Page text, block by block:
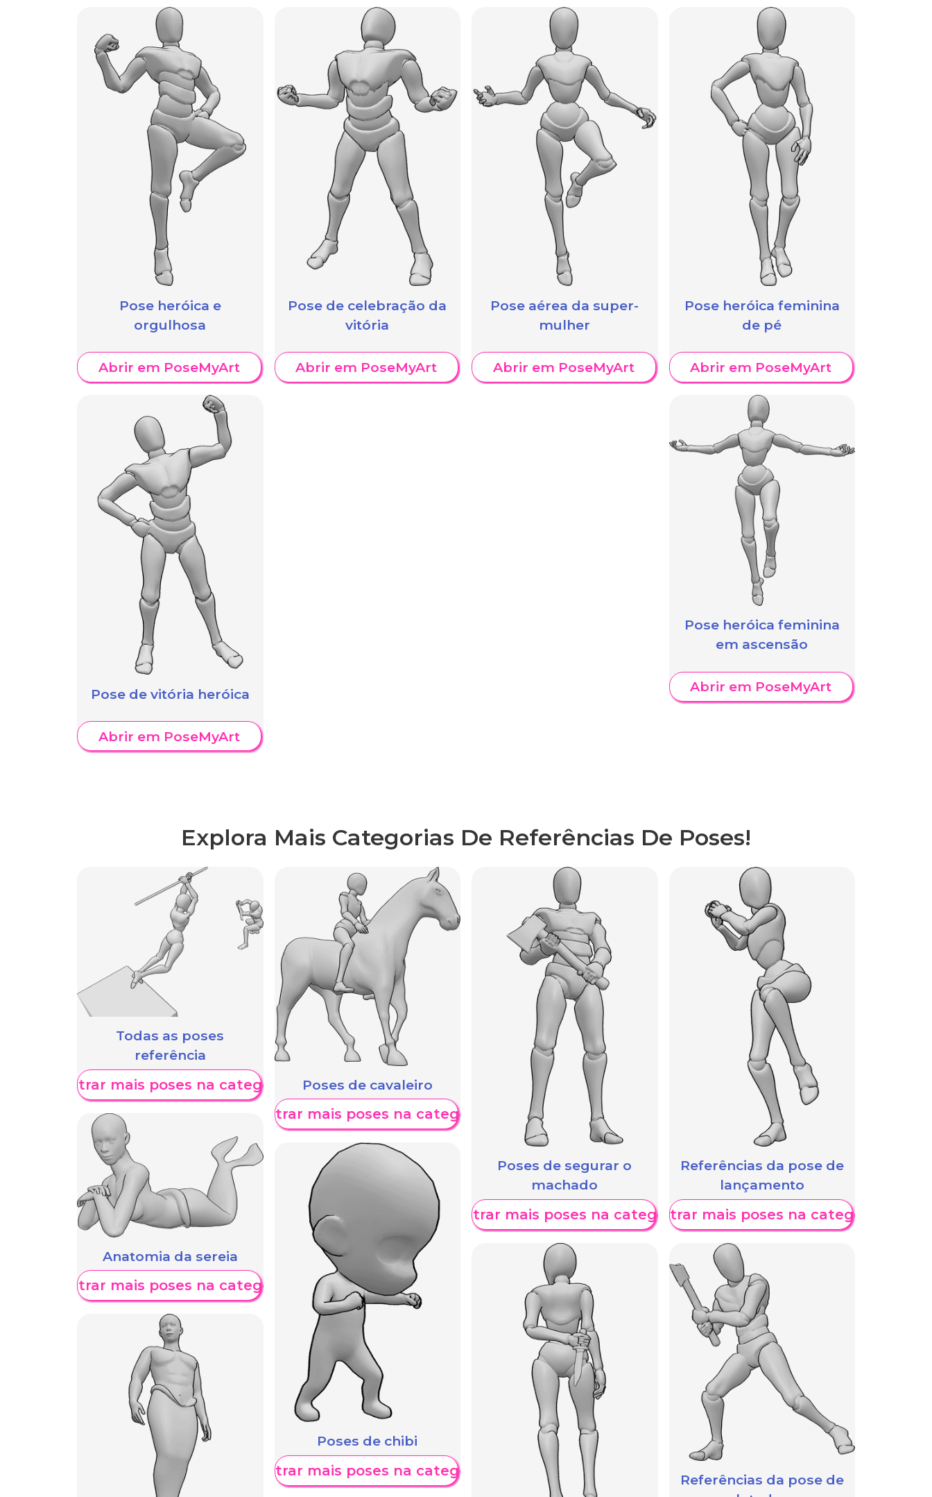
Pose heróica e
orgulhosa
Abrir em PoseMyArt
Pose de vitória heróica
Abrir em PoseMyArt
Pose de celebração da
vitória
Abrir em PoseMyArt
Pose aérea da super-
mulher
Abrir em PoseMyArt
Pose heróica feminina
de pé
Abrir em PoseMyArt
Pose heróica feminina
em ascensão
Abrir em PoseMyArt
Explora Mais Categorias De Referências De Poses!
Todas as poses
referência
Mostrar mais poses na categoria
Anatomia da sereia
Mostrar mais poses na categoria
Poses de cavaleiro
Mostrar mais poses na categoria
Poses de chibi
Mostrar mais poses na categoria
Poses de segurar o
machado
Mostrar mais poses na categoria
Referências da pose de
lançamento
Mostrar mais poses na categoria
Referências da pose de